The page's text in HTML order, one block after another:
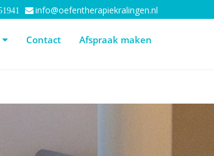
Afspraak maken
info@oefentherapiekralingen.nl
Contact Afspraak maken